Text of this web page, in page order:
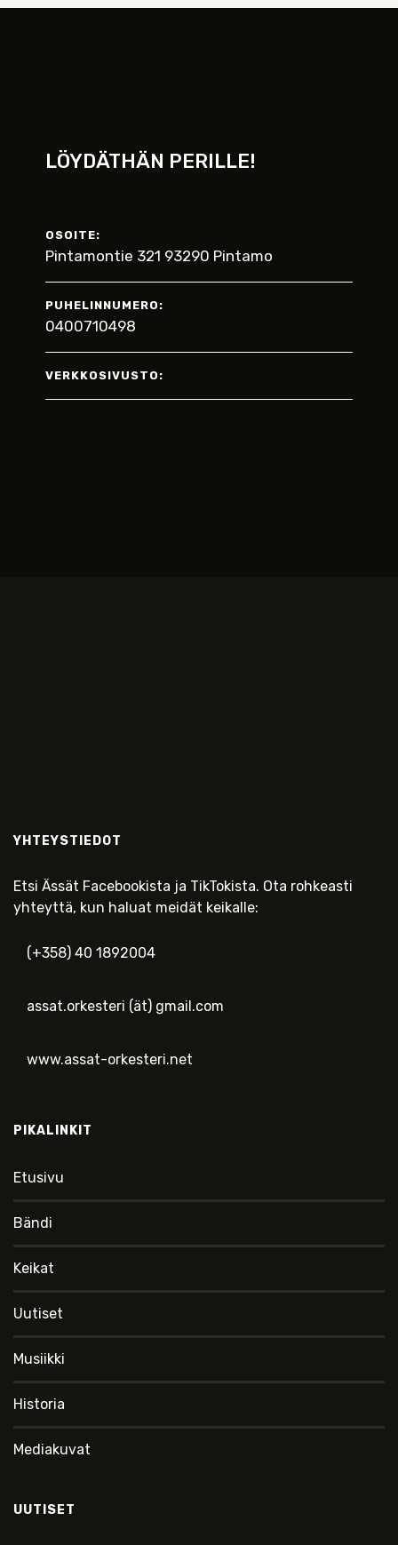
LÖYDÄTHÄN PERILLE!
OSOITE:
Pintamontie 321 93290 Pintamo
PUHELINNUMERO:
0400710498
VERKKOSIVUSTO:
YHTEYSTIEDOT
Etsi Ässät Facebookista ja TikTokista. Ota rohkeasti
yhteyttä, kun haluat meidät keikalle:
(+358) 40 1892004
assat.orkesteri (ät) gmail.com
www.assat-orkesteri.net
PIKALINKIT
Etusivu
Bändi
Keikat
Uutiset
Musiikki
Historia
Mediakuvat
UUTISET